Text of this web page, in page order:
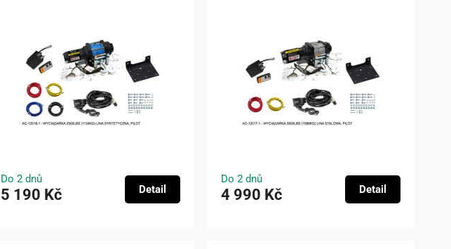
Do 2 dnů
5 190 Kč Detail
Do 2 dnů
4 990 Kč Detail